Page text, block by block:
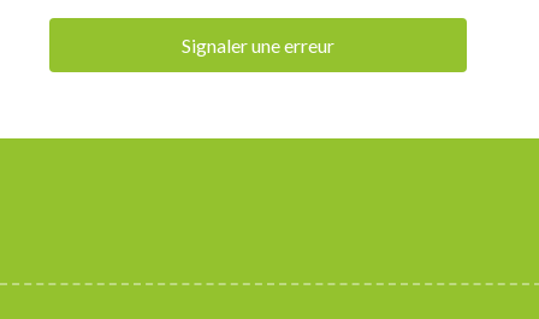
Signaler une erreur